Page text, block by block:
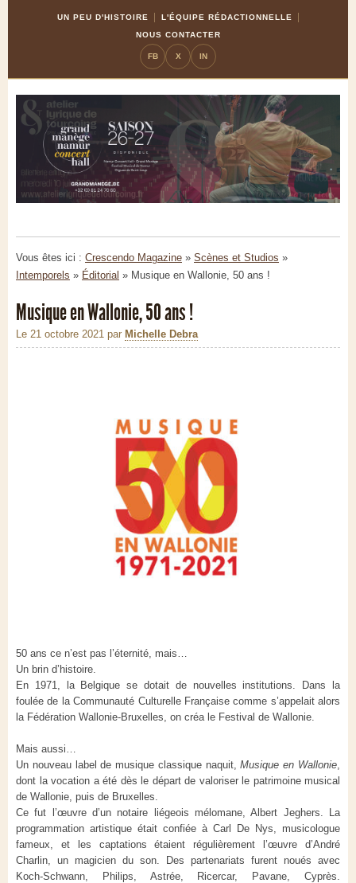
UN PEU D'HISTOIRE
L'ÉQUIPE RÉDACTIONNELLE
NOUS CONTACTER
FB X IN
Vous êtes ici : Crescendo Magazine » Scènes et Studios »
Intemporels » Éditorial » Musique en Wallonie, 50 ans !
Musique en Wallonie, 50 ans !
Le 21 octobre 2021 par Michelle Debra
50 ans ce n’est pas l’éternité, mais…
Un brin d’histoire.
En 1971, la Belgique se dotait de nouvelles institutions. Dans la
foulée de la Communauté Culturelle Française comme s’appelait alors
la Fédération Wallonie-Bruxelles, on créa le Festival de Wallonie.
Mais aussi…
Un nouveau label de musique classique naquit,Musique en Wallonie
dont la vocation a été dès le départ de valoriser le patrimoine musical
de Wallonie, puis de Bruxelles.
Ce fut l’œuvre d’un notaire liégeois mélomane, Albert Jeghers. La
programmation artistique était confiée à Carl De Nys, musicologue
fameux, et les captations étaient régulièrement l’œuvre d’André
Charlin, un magicien du son. Des partenariats furent noués avec
Koch-Schwann, Philips, Astrée, Ricercar, Pavane, Cyprès.